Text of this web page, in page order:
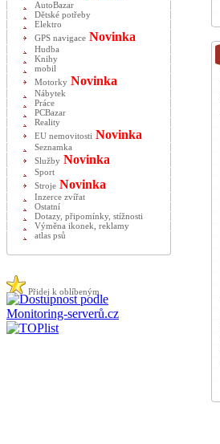
AutoBazar
Dětské potřeby
Elektro
GPS navigace Novinka
Hudba
Knihy
mobil
Motorky Novinka
Nábytek
Práce
PCBazar
Reality
EU nemovitosti Novinka
Seznamka
Služby Novinka
Sport
Stroje Novinka
Inzerce zvířat
Ostatní
Dotazy, připomínky, stížnosti
Výměna ikonek, reklamy
atlas psů
Přidej k oblíbeným